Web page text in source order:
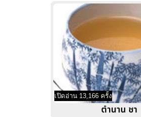
เปิดอ่าน 13,166 ครั้ง
ตำนาน ชา